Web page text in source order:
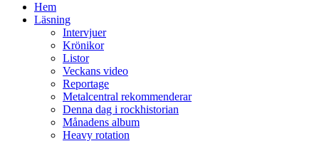
Hem
Läsning
Intervjuer
Krönikor
Listor
Veckans video
Reportage
Metalcentral rekommenderar
Denna dag i rockhistorian
Månadens album
Heavy rotation